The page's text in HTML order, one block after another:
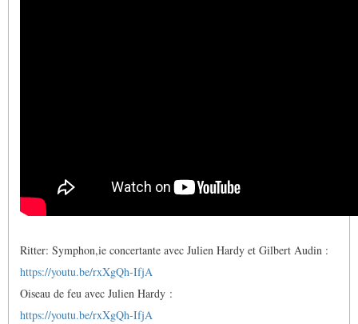
Ritter: Symphon,ie concertante avec Julien Hardy et Gilbert Audin :
https://youtu.be/rxXgQh-IfjA
Oiseau de feu avec Julien Hardy :
https://youtu.be/rxXgQh-IfjA